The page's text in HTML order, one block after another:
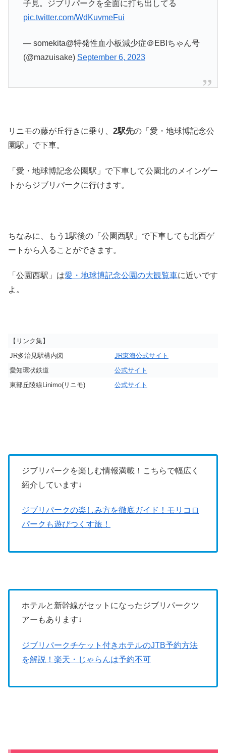
子見。ジブリパークを全面に打ち出してる
pic.twitter.com/WdKuvmeFui
— somekita@特発性血小板減少症＠EBIちゃん号
(@mazuisake) September 6, 2023
リニモの藤が丘行きに乗り、 2駅先の「愛・地球博記念公
園駅」で下車。
「愛・地球博記念公園駅」で下車して公園北のメインゲー
トからジブリパークに行けます。
ちなみに、もう1駅後の「公園西駅」で下車しても北西ゲ
ートから入ることができます。
「公園西駅」は愛・地球博記念公園の大観覧車に近いです
よ。
【リンク集】
JR多治見駅構内図
JR東海公式サイト
愛知環状鉄道
公式サイト
東部丘陵線Linimo(リニモ)
公式サイト
ジブリパークを楽しむ情報満載！こちらで幅広く
紹介しています↓
ジブリパークの楽しみ方を徹底ガイド！モリコロ
パークも遊びつくす旅！
ホテルと新幹線がセットになったジブリパークツ
アーもあります↓
ジブリパークチケット付きホテルのJTB予約方法
を解説！楽天・じゃらんは予約不可